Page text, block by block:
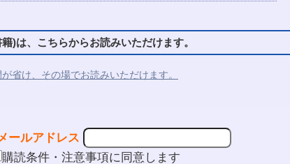
)は、こちらからお読みいただけます。
省け、その場でお読みいただけます。
ールアドレス
購読条件・注意事項に同意します